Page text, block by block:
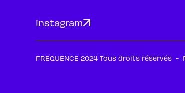
instagram
FREQUENCE 2024 Tous droits réservés -